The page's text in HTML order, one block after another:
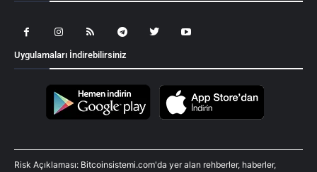
Uygulamaları İndirebilirsiniz
Risk Açıklaması: Bitcoinsistemi.com'da yer alan rehberler, haberler,